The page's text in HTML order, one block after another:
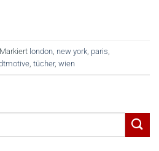
Markiert london new york paris
tücher, wien